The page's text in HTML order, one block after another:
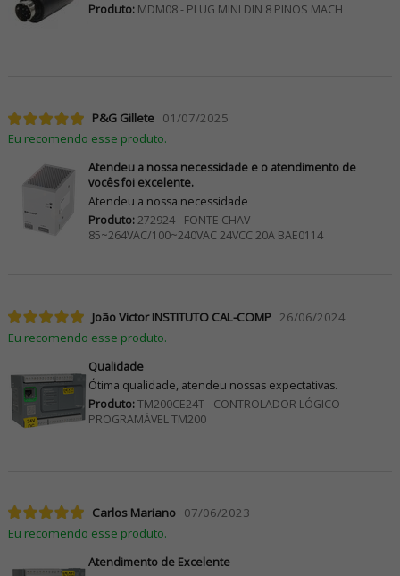
Produto:MDM08 - PLUG MINI DIN 8 PINOS MACH
P&G Gillete 01/07/2025
Eu recomendo esse produto.
Atendeu a nossa necessidade e o atendimento de
vocês foi excelente.
Atendeu a nossa necessidade
Produto:272924 - FONTE CHAV
85~264VAC/100~240VAC 24VCC 20A BAE0114
João Victor INSTITUTO CAL-COMP 26/06/2024
Eu recomendo esse produto.
Qualidade
Ótima qualidade, atendeu nossas expectativas.
Produto:TM200CE24T - CONTROLADOR LÓGICO
PROGRAMÁVEL TM200
Carlos Mariano 07/06/2023
Eu recomendo esse produto.
Atendimento de Excelente